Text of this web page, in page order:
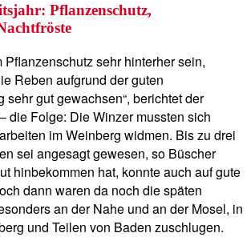
Pflanzenschutz,
Pflanzenschutz sehr hinterher sein,
Reben aufgrund der guten
sehr gut gewachsen“, berichtet der
die Folge: Die Winzer mussten sich
im Weinberg widmen. Bis zu drei
sei angesagt gewesen, so Büscher
hinbekommen hat, konnte auch auf gute
dann waren da noch die späten
an der Nahe und an der Mosel, in
und Teilen von Baden zuschlugen.